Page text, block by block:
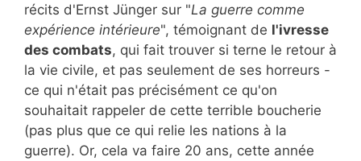
récits d'Ernst Jünger sur "La guerre comme
expérience intérieure", témoignant de l'ivresse
des combats, qui fait trouver si terne le retour à
la vie civile, et pas seulement de ses horreurs -
ce qui n'était pas précisément ce qu'on
souhaitait rappeler de cette terrible boucherie
(pas plus que ce qui relie les nations à la
guerre). Or, cela va faire 20 ans, cette année